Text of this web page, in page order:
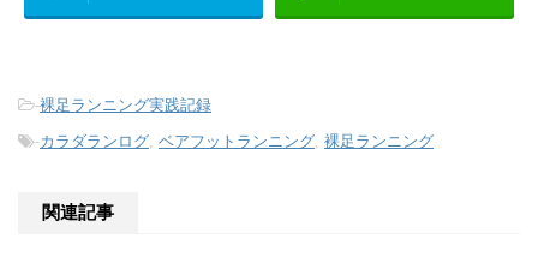
-裸足ランニング実践記録
-カラダランログ, ベアフットランニング, 裸足ランニング
関連記事